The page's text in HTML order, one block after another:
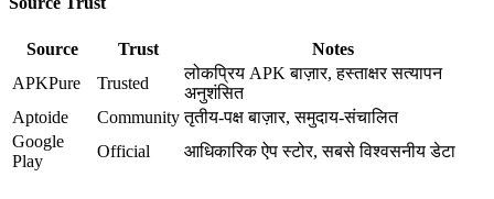
Source Trust
Notes
APKPure
Trusted
लोकप्रिय APK बाज़ार, हस्ताक्षर सत्यापन
अनुशंसित
Aptoide
Community तृतीय-पक्ष बाज़ार, समुदाय-संचालित
Google
Play
Official आधिकारिक ऐप स्टोर, सबसे विश्वसनीय डेटा